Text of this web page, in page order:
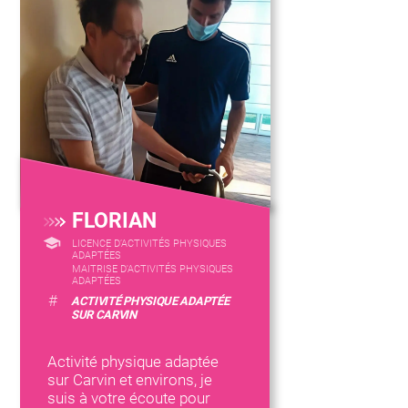
FLORIAN
LICENCE D’ACTIVITÉS PHYSIQUES
ADAPTÉES
MAITRISE D'ACTIVITÉS PHYSIQUES
ADAPTÉES
#
ACTIVITÉ PHYSIQUE ADAPTÉE
SUR CARVIN
Activité physique adaptée
sur Carvin et environs, je
suis à votre écoute pour